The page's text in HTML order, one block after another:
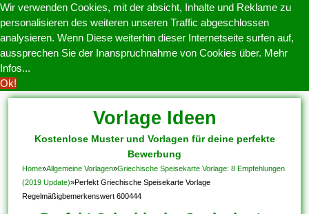
Wir verwenden Cookies, mit der absicht, Inhalte und Reklame zu
personalisieren des weiteren unseren Traffic abgeschlossen
analysieren. Wenn Diese weiterhin dieser Internetseite surfen auf,
aussprechen Sie der Inanspruchnahme von Cookies über. Mehr
Infos...
Ok!
Vorlage Ideen
Kostenlose Muster und Vorlagen für deine perfekte
Bewerbung
Home»Allgemeine Vorlagen»Griechische Speisekarte Vorlage: 8 Empfehlungen
(2019 Update)»Perfekt Griechische Speisekarte Vorlage
Regelmäßigbemerkenswert 600444